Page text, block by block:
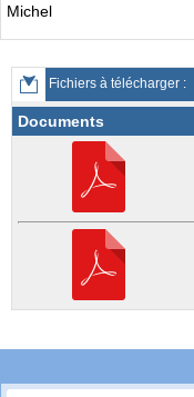
Michel
Fichiers à télécharger :
Documents